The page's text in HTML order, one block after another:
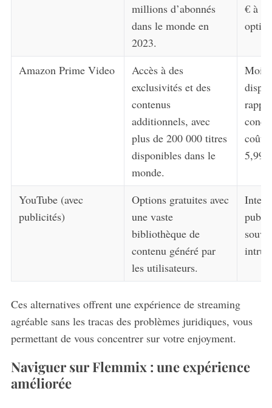
millions d’abonnés
dans le monde en
2023.
€ à
Amazon Prime Video
Accès à des
exclusivités et des
contenus
additionnels, avec
plus de 200 000 titres
disponibles dans le
monde.
coût
5,99
YouTube (avec
publicités)
Options gratuites avec
une vaste
bibliothèque de
contenu généré par
les utilisateurs.
Ces alternatives offrent une expérience de streaming
agréable sans les tracas des problèmes juridiques, vous
permettant de vous concentrer sur votre enjoyment.
Naviguer sur Flemmix : une expérience
améliorée